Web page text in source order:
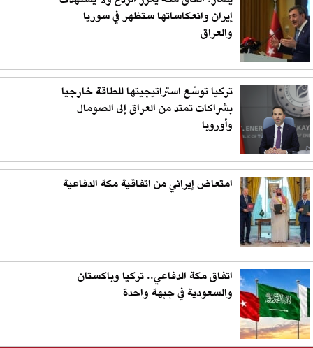
إيران وانعكاساتها ستظهر في سوريا
والعراق
تركيا توسّع استراتيجيتها للطاقة خارجيا
بشراكات تمتد من العراق إلى الصومال
وأوروبا
امتعاض إيراني من اتفاقية مكة الدفاعية
اتفاق مكة الدفاعي.. تركيا وباكستان
والسعودية في جبهة واحدة